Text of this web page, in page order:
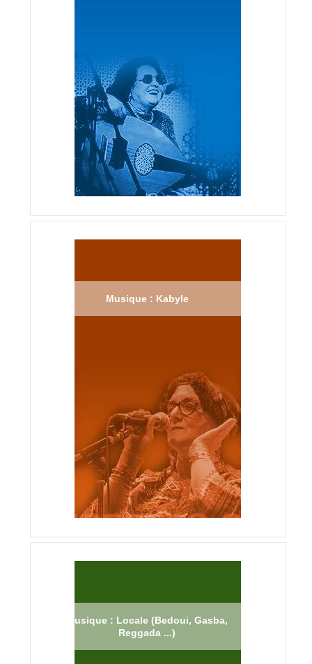
Musique : Kabyle
Musique : Locale (Bedoui, Gasba,
Reggada ...)